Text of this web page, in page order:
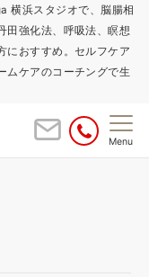
横浜スタジオで、脳腸相
田強化法、呼吸法、瞑想
におすすめ。セルフケア
ムケアのコーチングで生
Menu